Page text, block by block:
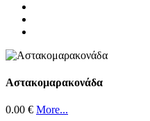
Αστακομαρακονάδα
0.00 € More...